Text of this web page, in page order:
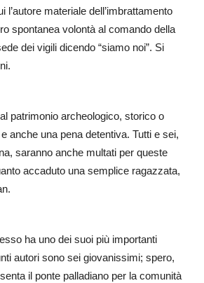
materiale dell’imbrattamento
spontanea volontà al comando della
dei vigili dicendo “siamo noi”. Si
patrimonio archeologico, storico o
anche una pena detentiva. Tutti e sei,
saranno anche multati per queste
accaduto una semplice ragazzata,
ha uno dei suoi più importanti
autori sono sei giovanissimi; spero,
il ponte palladiano per la comunità